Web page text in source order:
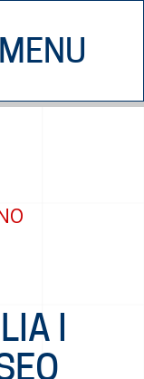
MENU
CHI SIAMO
I